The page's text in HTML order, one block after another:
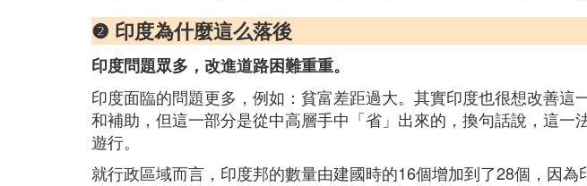
❷ 印度為什麼這么落後
印度問題眾多，改進道路困難重重。
印度面臨的問題更多，例如：貧富差距過大。其實印度也很想改善
和補助，但這一部分是從中高層手中「省」出來的，換句話說，這
遊行。
就行政區域而言，印度邦的數量由建國時的16個增加到了28個，因